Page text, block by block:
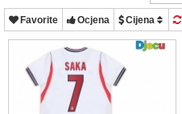
Favorite Ocjena Cijena